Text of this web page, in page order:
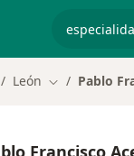
León Cambiar de
Pablo